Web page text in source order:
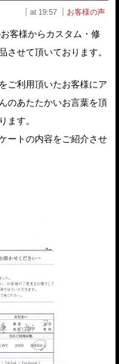
at 19:57 お客様の声
客様からカスタム・修
させて頂いております。
ご利用頂いたお客様にア
のあたたかいお言葉を頂
ます。
ートの内容をご紹介させ